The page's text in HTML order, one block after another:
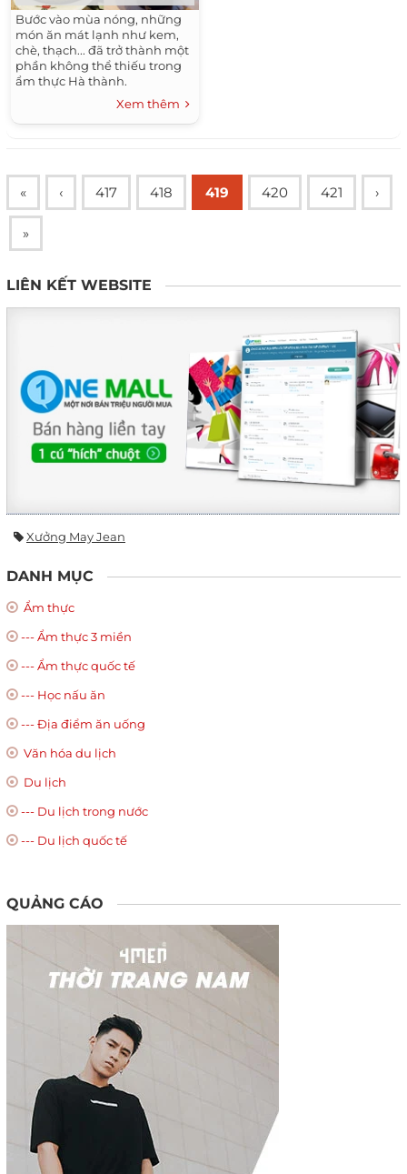
Bước vào mùa nóng, những
món ăn mát lạnh như kem,
chè, thạch... đã trở thành một
phần không thể thiếu trong
ẩm thực Hà thành.
Xem thêm
« ‹ 417 418 419 420 421 ›
»
LIÊN KẾT WEBSITE
Xưởng May Jean
DANH MỤC
Ẩm thực
--- Ẩm thực 3 miền
--- Ẩm thực quốc tế
--- Học nấu ăn
--- Địa điểm ăn uống
Văn hóa du lịch
Du lịch
--- Du lịch trong nước
--- Du lịch quốc tế
QUẢNG CÁO